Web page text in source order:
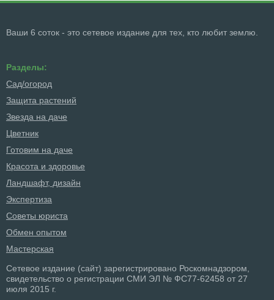
Ваши 6 соток - это сетевое издание для тех, кто любит землю.
Разделы:
Сад/огород
Защита растений
Звезда на даче
Цветник
Готовим на даче
Красота и здоровье
Ландшафт, дизайн
Экспертиза
Советы юриста
Обмен опытом
Мастерская
Сетевое издание (сайт) зарегистрировано Роскомнадзором,
свидетельство о регистрации СМИ ЭЛ № ФС77-62458 от 27
июля 2015 г.